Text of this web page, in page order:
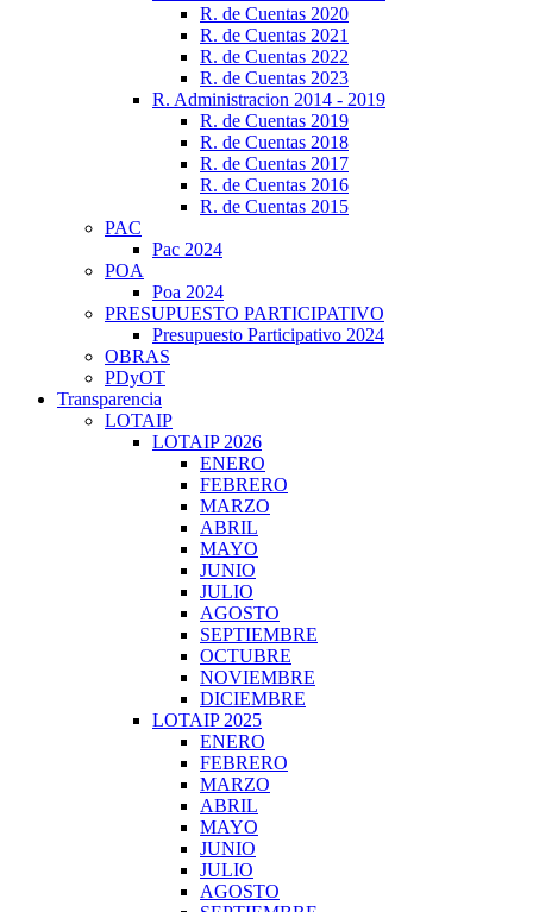
R. de Cuentas 2020
R. de Cuentas 2021
R. de Cuentas 2022
R. de Cuentas 2023
R. Administracion 2014 - 2019
R. de Cuentas 2019
R. de Cuentas 2018
R. de Cuentas 2017
R. de Cuentas 2016
R. de Cuentas 2015
PAC
Pac 2024
POA
Poa 2024
PRESUPUESTO PARTICIPATIVO
Presupuesto Participativo 2024
OBRAS
PDyOT
Transparencia
LOTAIP
LOTAIP 2026
ENERO
FEBRERO
MARZO
ABRIL
MAYO
JUNIO
JULIO
AGOSTO
SEPTIEMBRE
OCTUBRE
NOVIEMBRE
DICIEMBRE
LOTAIP 2025
ENERO
FEBRERO
MARZO
ABRIL
MAYO
JUNIO
JULIO
AGOSTO